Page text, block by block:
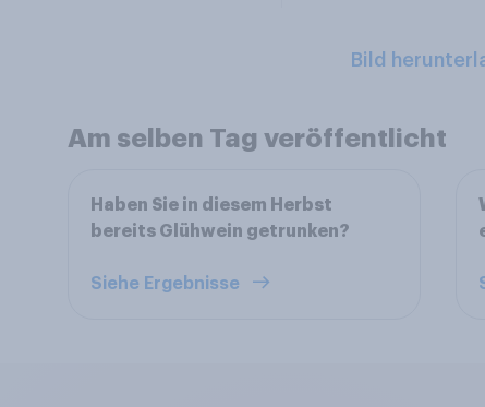
Bild
Am selben Tag veröffentlicht
Haben Sie in diesem Herbst
bereits Glühwein getrunken?
Siehe Ergebnisse